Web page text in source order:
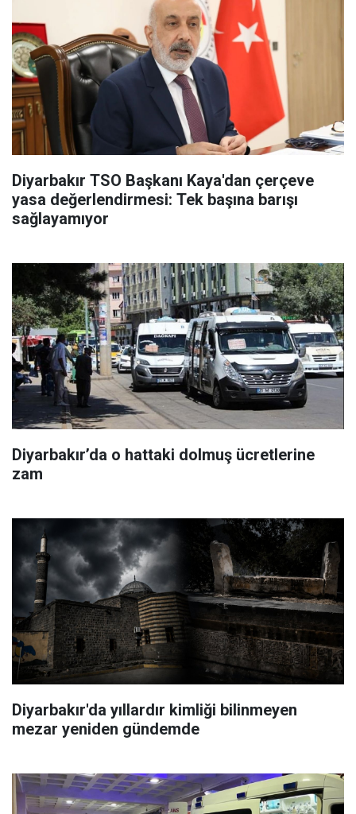
Diyarbakır TSO Başkanı Kaya'dan çerçeve
yasa değerlendirmesi: Tek başına barışı
sağlayamıyor
Diyarbakır’da o hattaki dolmuş ücretlerine
zam
Diyarbakır'da yıllardır kimliği bilinmeyen
mezar yeniden gündemde